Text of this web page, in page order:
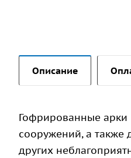
Описание
Гофрированные арки
сооружений, а также
других